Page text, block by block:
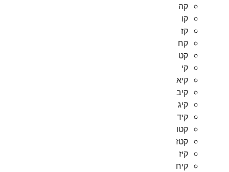
קה
קו
קז
קח
קט
קי
קיא
קיב
קיג
קיד
קטו
קטז
קיז
קיח